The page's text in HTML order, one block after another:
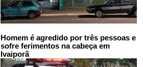
Homem é agredido por três pessoas e
sofre ferimentos na cabeça em
Ivaiporã